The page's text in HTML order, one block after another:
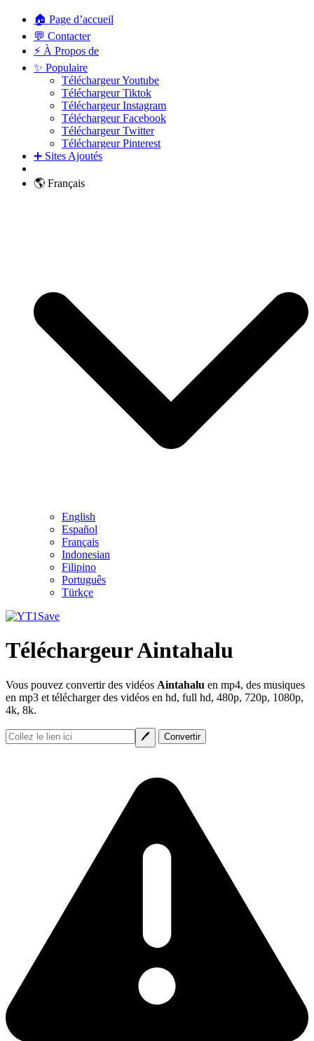
🏠 Page d’accueil
💬 Contacter
⚡ À Propos de
✨ Populaire
Téléchargeur Youtube
Téléchargeur Tiktok
Téléchargeur Instagram
Téléchargeur Facebook
Téléchargeur Twitter
Téléchargeur Pinterest
➕ Sites Ajoutés
🌎 Français
English
Español
Français
Indonesian
Filipino
Português
Türkçe
Téléchargeur Aintahalu
Vous pouvez convertir des vidéos Aintahalu en mp4, des musiques
en mp3 et télécharger des vidéos en hd, full hd, 480p, 720p, 1080p,
4k, 8k.